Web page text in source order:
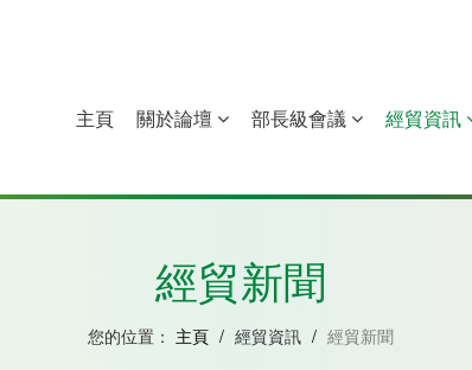
幾內亞比紹 赤道幾內亞 莫桑比克
主頁 關於論壇 部長級會議 經貿資訊
經貿新聞
您的位置： 主頁 / 經貿資訊 / 經貿新聞